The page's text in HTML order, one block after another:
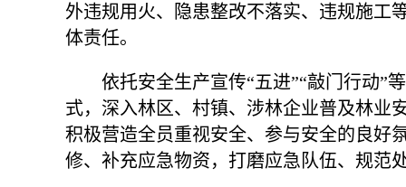
外违规用火、隐患整改不落实、违规施工
体责任。
依托安全生产宣传“五进”“敲门行动”
式，深入林区、村镇、涉林企业普及林业
积极营造全员重视安全、参与安全的良好
修、补充应急物资，打磨应急队伍、规范